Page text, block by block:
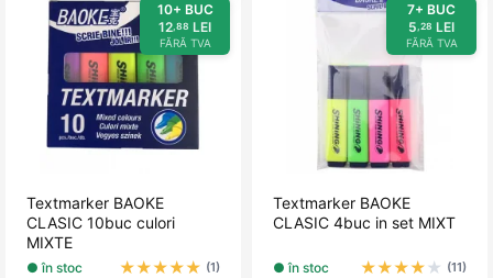
10+ BUC
12 ,88 LEI
FĂRĂ TVA
Textmarker BAOKE
CLASIC 10buc culori
MIXTE
● în stoc ★★★★★ (1)
7+ BUC
5 ,28 LEI
FĂRĂ TVA
Textmarker BAOKE
CLASIC 4buc in set MIXT
● în stoc ★★★★ ★ (11)